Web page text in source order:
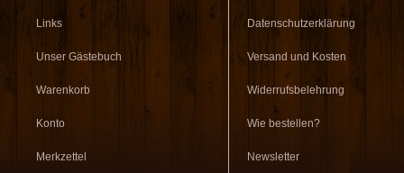
Links
Unser Gästebuch
Warenkorb
Konto
Merkzettel
Datenschutzerklärung
Versand und Kosten
Widerrufsbelehrung
Wie bestellen?
Newsletter